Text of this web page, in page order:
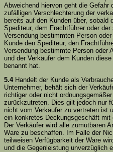
Abweichend hiervon geht die Gefahr
zufälligen Verschlechterung der
bereits auf den Kunden über, sobald
Spediteur, dem Frachtführer oder
Versendung bestimmten Person
Kunde den Spediteur, den
Versendung bestimmte Person oder
und der Verkäufer dem Kunden
benannt hat.
5.4Handelt der Kunde als
Unternehmer, behält sich der
richtiger oder nicht
zurückzutreten. Dies gilt jedoch nur
nicht vom Verkäufer zu vertreten ist
ein konkretes Deckungsgeschäft
Der Verkäufer wird alle zumutbaren
Ware zu beschaffen. Im Falle der
teilweisen Verfügbarkeit der Ware
und die Gegenleistung unverzüglich